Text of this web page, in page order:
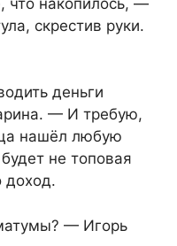
скрестив руки.
деньги
— И требую,
нашёл любую
не топовая
доход.
— Игорь